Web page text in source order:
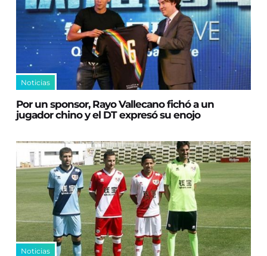
Noticias
Por un sponsor, Rayo Vallecano fichó a un
jugador chino y el DT expresó su enojo
Noticias